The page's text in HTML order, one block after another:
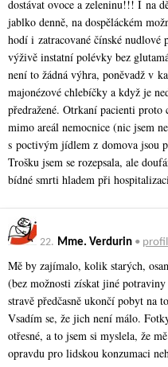
dostávat ovoce a zeleninu!!! I na
jablko denně, na dospěláckém
hodí i zatracované čínské nudlové
výživě instatní polévky bez
není to žádná výhra, poněvadž v
majonézové chlebíčky a když je
předražené. Otrkaní pacienti proto
mimo areál nemocnice (nic jsem
s poctivým jídlem z domova jsou
Trošku jsem se rozepsala, ale
bídné smrti hladem při
22. Mme. Verdurin • profil
Mě by zajímalo, kolik starých,
(bez možnosti získat jiné
stravě předčasně ukončí pobyt na
Vsadím se, že jich není málo.
otřesné, a to jsem si myslela, že
opravdu pro lidskou konzumaci